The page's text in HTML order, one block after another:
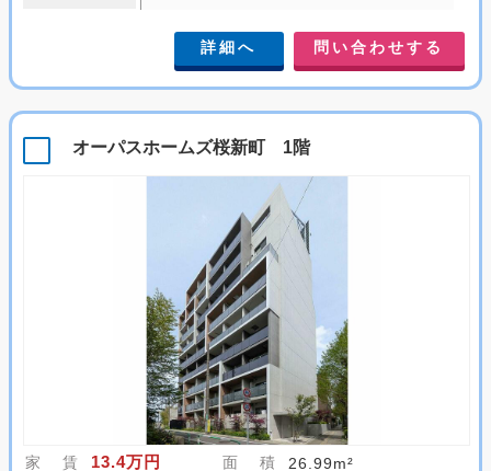
詳細へ 問い合わせする
オーパスホームズ桜新町 1階
家 賃 13.4万円 面 積
26.99m²